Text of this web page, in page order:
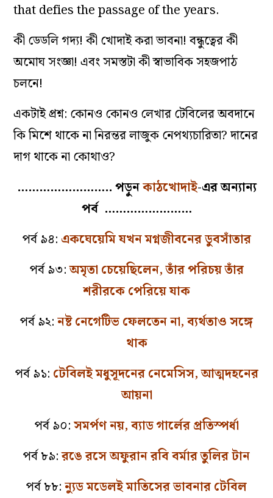
that defies the passage of the years.
কী ডেডলি গদ্য! কী খোদাই করা ভাবনা! বন্ধুত্বের কী
অমোঘ সংজ্ঞা! এবং সমস্তটা কী স্বাভাবিক সহজপাঠ
চলনে!
একটাই প্রশ্ন: কোনও কোনও লেখার টেবিলের অবদানে
কি মিশে থাকে না নিরন্তর লাজুক নেপথ্যচারিতা? দানের
দাগ থাকে না কোথাও?
…………………….. পড়ুনকাঠখোদাই-এর অন্যান্য
পর্ব ……………………
পর্ব ৯৪: একঘেয়েমি যখন মগ্নজীবনের ডুবসাঁতার
পর্ব ৯৩:অমৃতা চেয়েছিলেন, তাঁর পরিচয় তাঁর
শরীরকে পেরিয়ে যাক
পর্ব ৯২:নষ্ট নেগেটিভ ফেলতেন না, ব্যর্থতাও সঙ্গে
থাক
পর্ব ৯১: টেবিলই মধুসূদনের নেমেসিস, আত্মদহনের
আয়না
পর্ব ৯০:সমর্পণ নয়, ব্যাড গার্লের প্রতিস্পর্ধা
পর্ব ৮৯:রঙে রসে অফুরান রবি বর্মার তুলির টান
পর্ব ৮৮:ন্যুড মডেলই মাতিসের ভাবনার টেবিল